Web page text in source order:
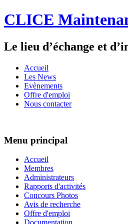
CLICE
Le lieu d’échange et
Accueil
Les News
Evènements
Offre d'emploi
Nous contacter
Menu principal
Accueil
Membres
Administrateurs
Rapports d'activités
Concours Photos
Avis de recherche
Offre d'emploi